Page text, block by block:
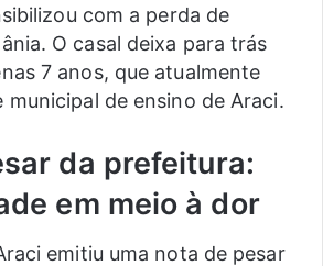
com a perda de
O casal deixa para trás
7 anos, que atualmente
municipal de ensino de Araci.
da prefeitura:
em meio à dor
emitiu uma nota de pesar